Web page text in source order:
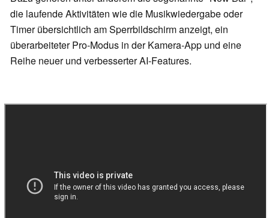
die laufende Aktivitäten wie die Musikwiedergabe oder
Timer übersichtlich am Sperrbildschirm anzeigt, ein
überarbeiteter Pro-Modus in der Kamera-App und eine
Reihe neuer und verbesserter AI-Features.